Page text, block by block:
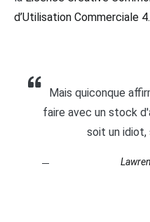
d’Utilisation Commerciale
Mais quiconque
faire avec un stock
soit un idiot,